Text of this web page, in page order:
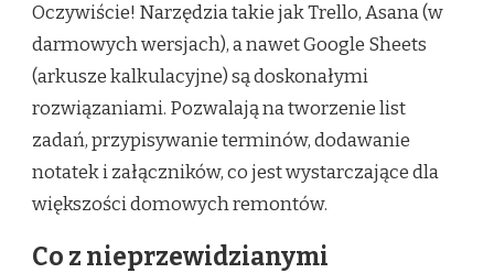
Oczywiście! Narzędzia takie jak Trello, Asana (w
darmowych wersjach), a nawet Google Sheets
(arkusze kalkulacyjne) są doskonałymi
rozwiązaniami. Pozwalają na tworzenie list
zadań, przypisywanie terminów, dodawanie
notatek i załączników, co jest wystarczające dla
większości domowych remontów.
Co z nieprzewidzianymi